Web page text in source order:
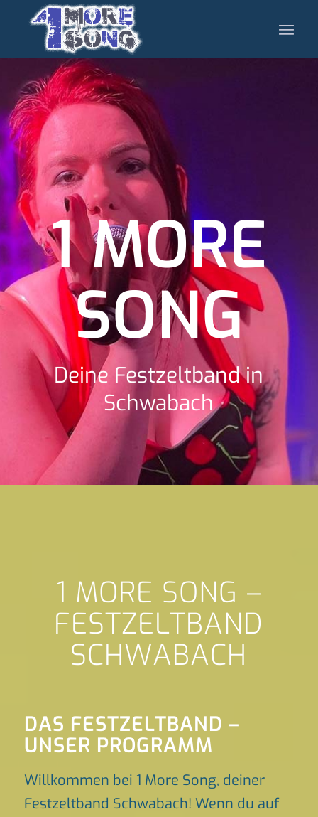
1 MORE
SONG
Deine Festzeltband in
Schwabach
1 MORE SONG –
FESTZELTBAND
SCHWABACH
DAS FESTZELTBAND –
UNSER PROGRAMM
Willkommen bei 1 More Song, deiner
Festzeltband Schwabach! Wenn du auf